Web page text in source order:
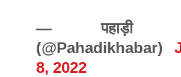
— पहाड़ी
(@Pahadikhabar)
8, 2022